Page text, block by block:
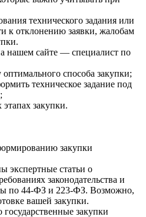
технического задания или
к отклонению заявки, жалобам
нашем сайте — специалист по
способа закупки;
техническое задание под
закупки.
закупки
экспертные статьи о
законодательства и
по 44-ФЗ и 223-ФЗ. Возможно,
вашей закупки.
закупки